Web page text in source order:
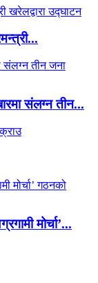
संलग्न तीन...
मोर्चा’...